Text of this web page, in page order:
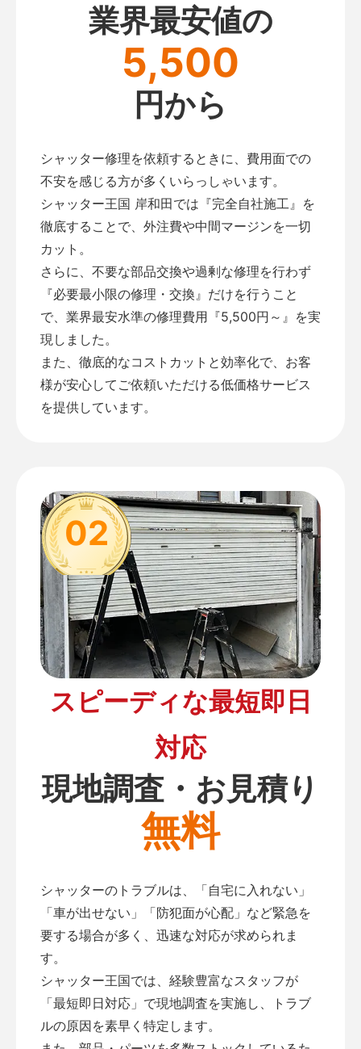
業界最安値の
5,500
円から
シャッター修理を依頼するときに、費用面での
不安を感じる方が多くいらっしゃいます。
シャッター王国 岸和田では『完全自社施工』を
徹底することで、外注費や中間マージンを一切
カット。
さらに、不要な部品交換や過剰な修理を行わず
『必要最小限の修理・交換』だけを行うこと
で、業界最安水準の修理費用『5,500円～』を実
現しました。
また、徹底的なコストカットと効率化で、お客
様が安心してご依頼いただける低価格サービス
を提供しています。
02
スピーディな最短即日
対応
現地調査・お見積り
無料
シャッターのトラブルは、「自宅に入れない」
「車が出せない」「防犯面が心配」など緊急を
要する場合が多く、迅速な対応が求められま
す。
シャッター王国では、経験豊富なスタッフが
「最短即日対応」で現地調査を実施し、トラブ
ルの原因を素早く特定します。